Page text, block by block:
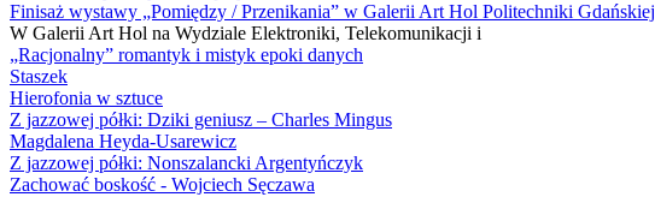
Finisaż wystawy „Pomiędzy / Przenikania” w Galerii Art Hol Politechniki Gdańskiej
W Galerii Art Hol na Wydziale Elektroniki, Telekomunikacji i
„Racjonalny” romantyk i mistyk epoki danych
Staszek
Hierofonia w sztuce
Z jazzowej półki: Dziki geniusz – Charles Mingus
Magdalena Heyda-Usarewicz
Z jazzowej półki: Nonszalancki Argentyńczyk
Zachować boskość - Wojciech Sęczawa